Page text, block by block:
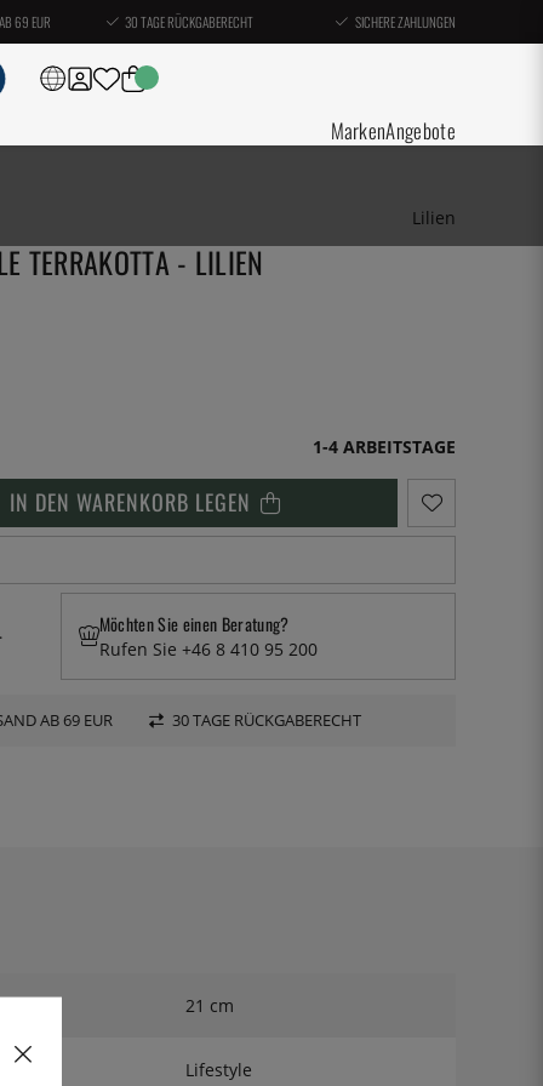
69 EUR 30 TAGE RÜCKGABERECHT SICHERE ZAHLUNGEN
MarkenAngebote
Lilien
TERRAKOTTA - LILIEN
1-4 ARBEITSTAGE
IN DEN WARENKORB LEGEN
Möchten Sie einen Beratung?
Rufen Sie +46 8 410 95 200
AB 69 EUR 30 TAGE RÜCKGABERECHT
21 cm
Lifestyle